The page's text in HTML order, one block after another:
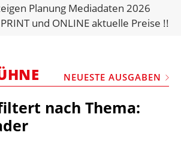
BRANCHENLINKS
VERMIETER
MARKTPLATZ
Planung Mediadaten 2026
und ONLINE aktuelle Preise !!
NEUESTE AUSGABEN
nach Thema: